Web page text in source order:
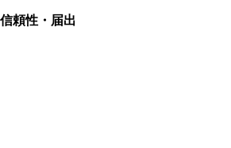
信頼性・届出